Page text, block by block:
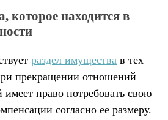
которое находится в
раздел имущества в тех
прекращении отношений
право потребовать свою
согласно ее размеру.